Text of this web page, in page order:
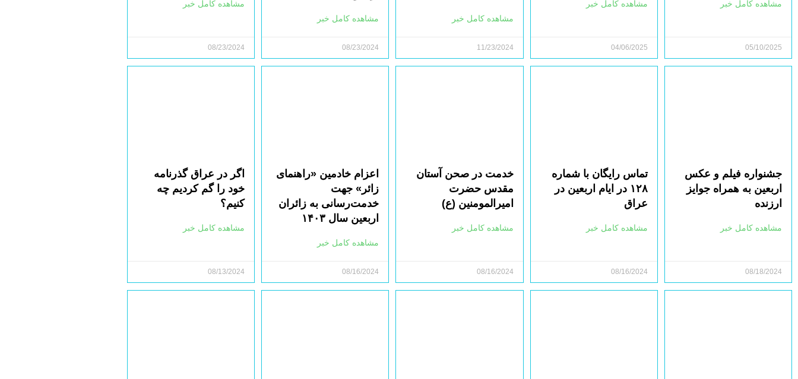
مشاهده کامل خبر
05/10/2025
مشاهده کامل خبر
04/06/2025
مشاهده کامل خبر
11/23/2024
مشاهده کامل خبر
08/23/2024
مشاهده کامل خبر
08/23/2024
جشنواره فیلم و عکس
اربعین به همراه جوایز
ارزنده
مشاهده کامل خبر
08/18/2024
تماس رایگان با شماره
۱۲۸ در ایام اربعین در
عراق
مشاهده کامل خبر
08/16/2024
خدمت در صحن آستان
مقدس حضرت
امیرالمومنین (ع)
مشاهده کامل خبر
08/16/2024
اعزام خادمین «راهنمای
زائر» جهت
خدمت‌رسانی به زائران
اربعین سال ۱۴۰۳
مشاهده کامل خبر
08/16/2024
اگر در عراق گذرنامه
خود را گم کردیم چه
کنیم؟
مشاهده کامل خبر
08/13/2024